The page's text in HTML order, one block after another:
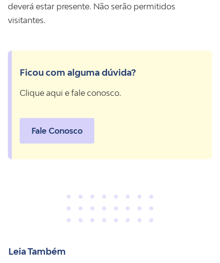
deverá estar presente. Não serão permitidos
visitantes.
Ficou com alguma dúvida?
Clique aqui e fale conosco.
Fale Conosco
Leia Também